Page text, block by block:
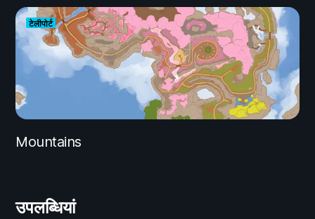
टेलीपोर्ट
Mountains
उपलब्धियां